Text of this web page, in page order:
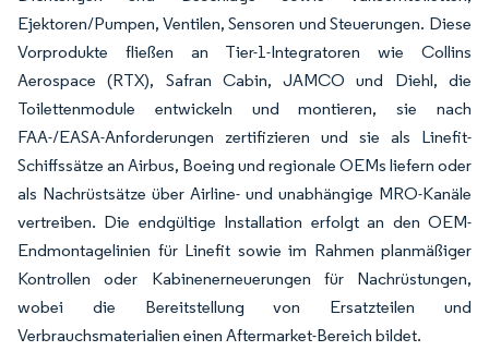
Ejektoren/Pumpen, Ventilen, Sensoren und Steuerungen. Diese
Vorprodukte fließen an Tier-1-Integratoren wie Collins
Aerospace (RTX), Safran Cabin, JAMCO und Diehl, die
Toilettenmodule entwickeln und montieren, sie nach
FAA-/EASA-Anforderungen zertifizieren und sie als Linefit-
Schiffssätze an Airbus, Boeing und regionale OEMs liefern oder
als Nachrüstsätze über Airline- und unabhängige MRO-Kanäle
vertreiben. Die endgültige Installation erfolgt an den OEM-
Endmontagelinien für Linefit sowie im Rahmen planmäßiger
Kontrollen oder Kabinenerneuerungen für Nachrüstungen,
wobei die Bereitstellung von Ersatzteilen und
Verbrauchsmaterialien einen Aftermarket-Bereich bildet.